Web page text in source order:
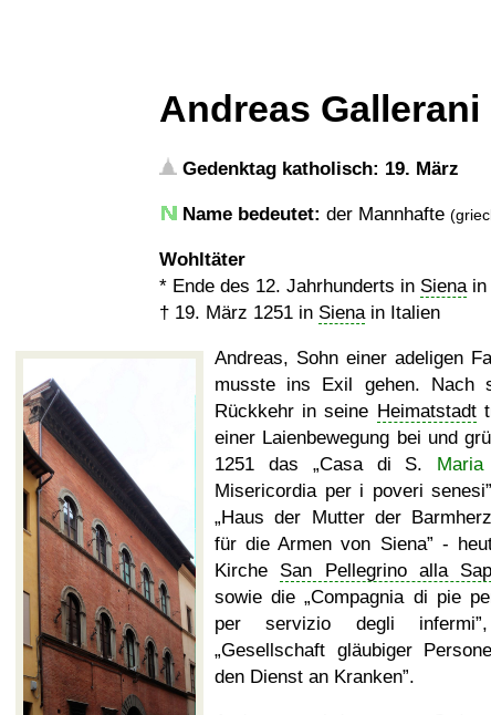
Andreas Gallerani
Gedenktag katholisch: 19. März
Name bedeutet: der Mannhafte
Wohltäter
* Ende des 12. Jahrhunderts in Sienain
† 19. März 1251 in Sienain Italien
Andreas, Sohn einer adeligen
musste ins Exil gehen. Nach
Rückkehr in seine Heimatstadt
einer Laienbewegung bei und
1251 das
Casa di S. Maria
Misericordia per i poveri senesi
Haus der Mutter der
für die Armen von Siena
-
Kirche San Pellegrino alla
sowie die Compagnia di pie
per servizio degli infermi
Gesellschaft gläubiger
den Dienst an Kranken .